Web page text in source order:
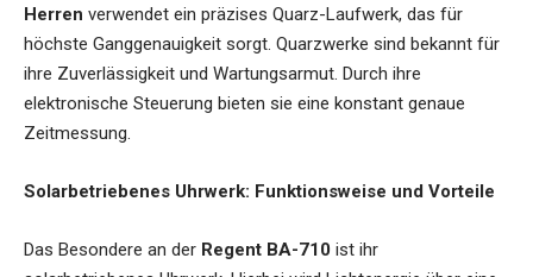
Herren verwendet ein präzises Quarz-Laufwerk, das für
höchste Ganggenauigkeit sorgt. Quarzwerke sind bekannt für
ihre Zuverlässigkeit und Wartungsarmut. Durch ihre
elektronische Steuerung bieten sie eine konstant genaue
Zeitmessung.
Solarbetriebenes Uhrwerk: Funktionsweise und Vorteile
Das Besondere an der Regent BA-710 ist ihr